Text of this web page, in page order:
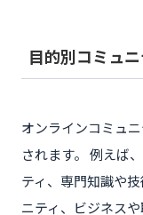
目的別コミュ
オンラインコミュ
されます。 例えば
ティ、専門知識や
ニティ、ビジネス